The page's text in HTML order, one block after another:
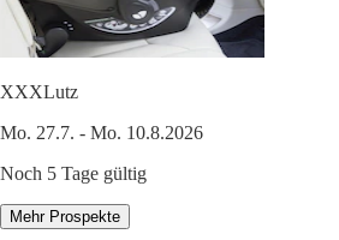
XXXLutz
Mo. 27.7. - Mo. 10.8.2026
Noch 5 Tage gültig
Mehr Prospekte